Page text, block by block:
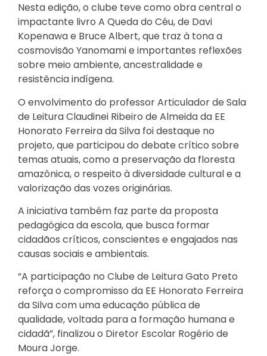
Nesta edição, o clube teve como obra central o
impactante livro A Queda do Céu, de Davi
Kopenawa e Bruce Albert, que traz à tona a
cosmovisão Yanomami e importantes reflexões
sobre meio ambiente, ancestralidade e
resistência indígena.
O envolvimento do professor Articulador de Sala
de Leitura Claudinei Ribeiro de Almeida da EE
Honorato Ferreira da Silva foi destaque no
projeto, que participou do debate crítico sobre
temas atuais, como a preservação da floresta
amazônica, o respeito à diversidade cultural e a
valorização das vozes originárias.
A iniciativa também faz parte da proposta
pedagógica da escola, que busca formar
cidadãos críticos, conscientes e engajados nas
causas sociais e ambientais.
“A participação no Clube de Leitura Gato Preto
reforça o compromisso da EE Honorato Ferreira
da Silva com uma educação pública de
qualidade, voltada para a formação humana e
cidadã”, finalizou o Diretor Escolar Rogério de
Moura Jorge.